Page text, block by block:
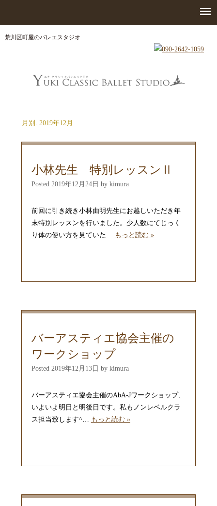
荒川区町屋のバレエスタジオ
月別: 2019年12月
小林先生 特別レッスンⅡ
Posted 2019年12月24日 by kimura
前回に引き続き小林由明先生にお越しいただき年
末特別レッスンを行いました。少人数にてじっく
り体の使い方を見ていた… もっと読む »
バーアスティエ協会主催の
ワークショップ
Posted 2019年12月13日 by kimura
バーアスティエ協会主催のAbA-Jワークショップ、
いよいよ明日と明後日です。私もノンレベルクラ
ス担当致します^… もっと読む »